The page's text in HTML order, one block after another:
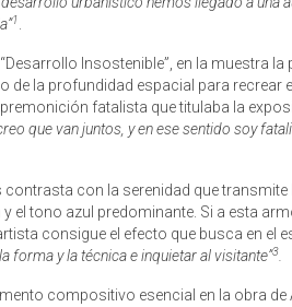
1 .
Insostenible”, en la muestra
de la profundidad espacial para
fatalista que titulaba la
que van juntos, y en ese sentido soy
con la serenidad que
el tono azul predominante. Si a esta
consigue el efecto que busca en el
y la técnica e inquietar al visitante”3.
compositivo esencial en la obra